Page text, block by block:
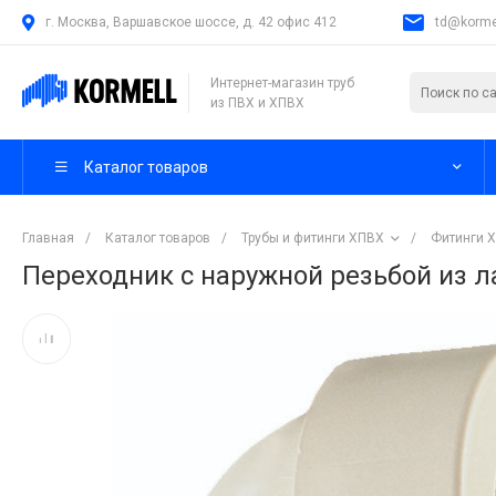
г. Москва, Варшавское шоссе, д. 42 офис 412
Интернет-магазин труб
из ПВХ и ХПВХ
Каталог товаров
Главная / Каталог товаров / Трубы и фитинги ХПВХ / Фитинги
Переходник с наружной резьбой из